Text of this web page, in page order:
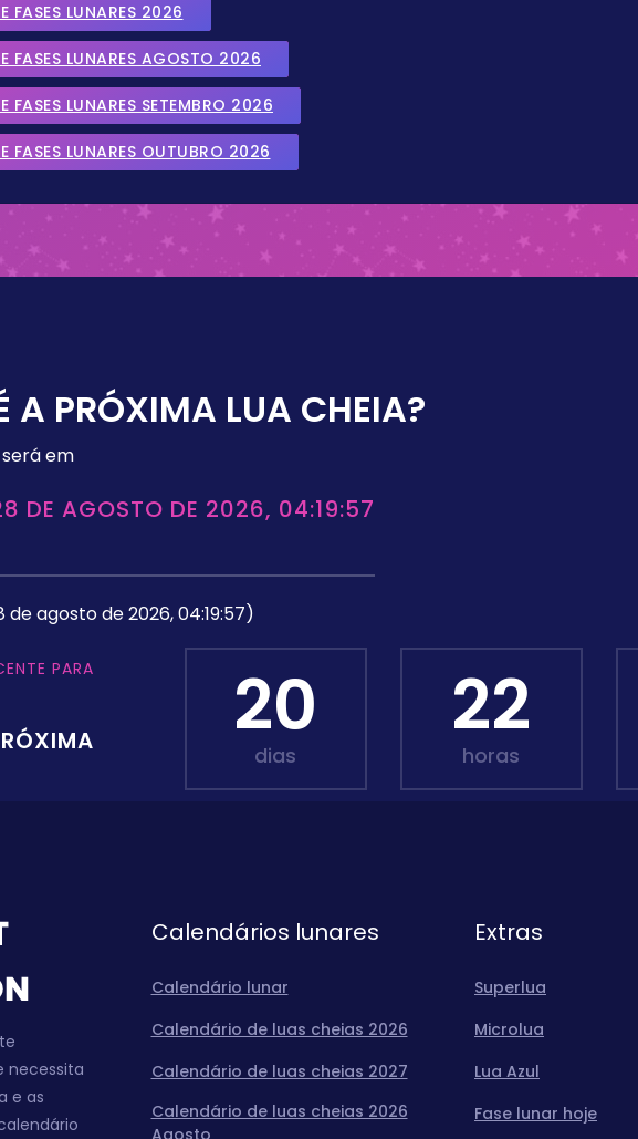
FASES LUNARES 2026
FASES LUNARES AGOSTO 2026
FASES LUNARES SETEMBRO 2026
FASES LUNARES OUTUBRO 2026
A PRÓXIMA LUA CHEIA?
em
DE AGOSTO DE 2026, 04:19:57
agosto de 2026, 04:19:57)
PARA
20
dias
22
horas
necessita
e as
Calendários lunares
Calendário lunar
Calendário de luas cheias 2026
Calendário de luas cheias 2027
Calendário de luas cheias 2026
Agosto
Extras
Superlua
Microlua
Lua Azul
Fase lunar hoje